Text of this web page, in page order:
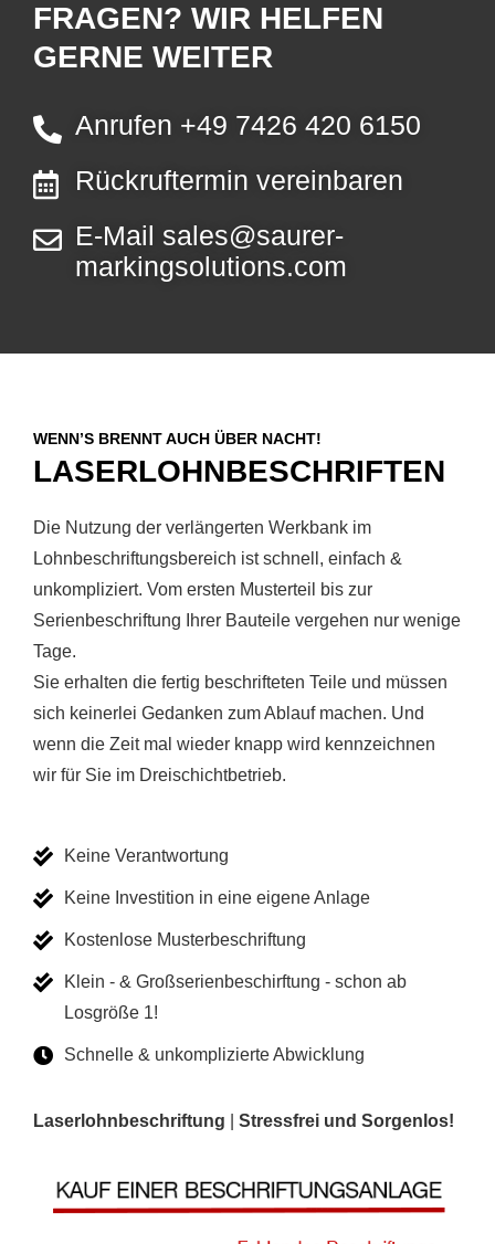
FRAGEN? WIR HELFEN
GERNE WEITER
Anrufen +49 7426 420 6150
Rückruftermin vereinbaren
E-Mail sales@saurer-
markingsolutions.com
WENN’S BRENNT AUCH ÜBER NACHT!
LASERLOHN­BESCHRIFTEN
Die Nutzung der verlängerten Werkbank im
Lohnbeschriftungsbereich ist schnell, einfach &
unkompliziert. Vom ersten Musterteil bis zur
Serienbeschriftung Ihrer Bauteile vergehen nur wenige
Tage.
Sie erhalten die fertig beschrifteten Teile und müssen
sich keinerlei Gedanken zum Ablauf machen. Und
wenn die Zeit mal wieder knapp wird kennzeichnen
wir für Sie im Dreischichtbetrieb.
Keine Verantwortung
Keine Investition in eine eigene Anlage
Kostenlose Musterbeschriftung
Klein - & Großserienbeschirftung - schon ab
Losgröße 1!
Schnelle & unkomplizierte Abwicklung
Laserlohnbeschriftung Stressfrei und Sorgenlos!